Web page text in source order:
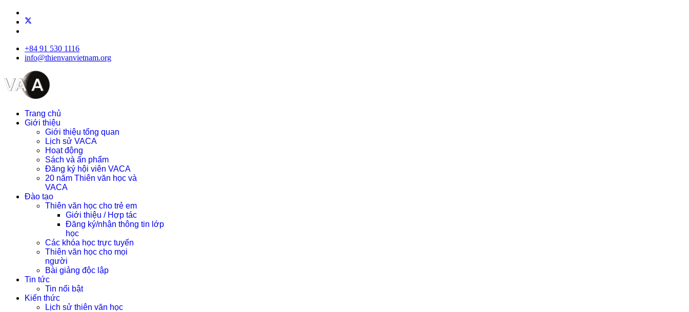
+84 91 530 1116
info@thienvanvietnam.org
Trang chủ
Giới thiệu
Giới thiệu tổng quan
Lịch sử VACA
Hoạt động
Sách và ấn phẩm
Đăng ký hội viên VACA
20 năm Thiên văn học và
VACA
Đào tạo
Thiên văn học cho trẻ em
Giới thiệu / Hợp tác
Đăng ký/nhận thông tin lớp
học
Các khóa học trực tuyến
Thiên văn học cho mọi
người
Bài giảng độc lập
Tin tức
Tin nổi bật
Kiến thức
Lịch sử thiên văn học